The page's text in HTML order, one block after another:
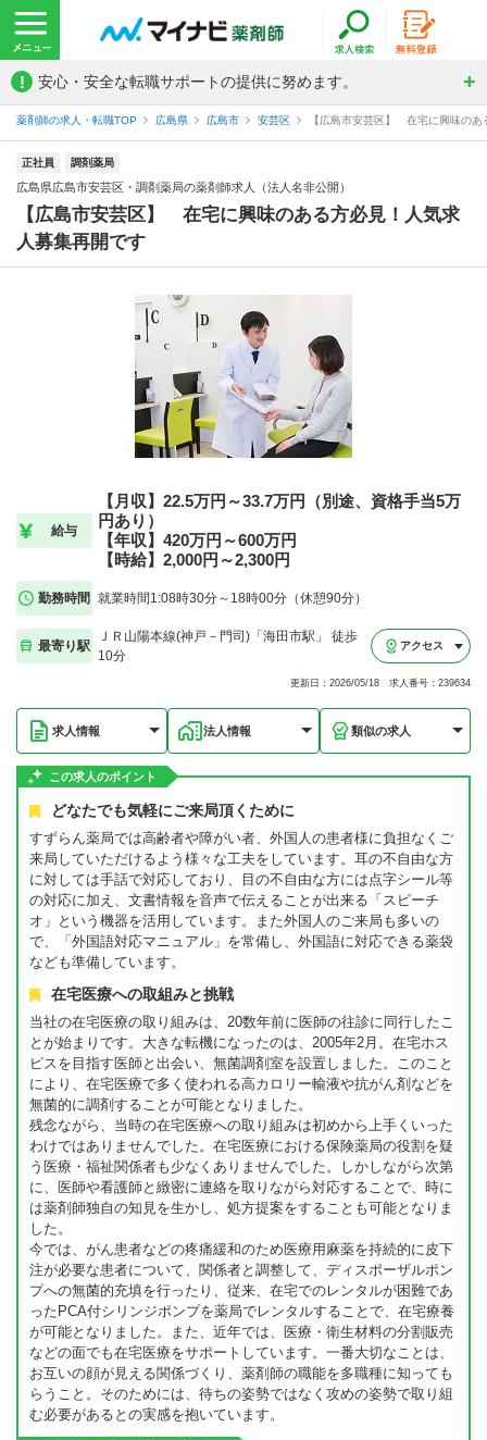
! 安心・安全な転職サポートの提供に努めます。
薬剤師の求人・転職TOP 広島県 広島市 安芸区 【広島市安芸区】 在宅に興味の
正社員 調剤薬局
広島県広島市安芸区・調剤薬局の薬剤師求人（法人名非公開）
【広島市安芸区】 在宅に興味のある方必見！人気求
人募集再開です
給与
【月収】22.5万円～33.7万円（別途、資格手当5万
円あり）
【年収】420万円～600万円
【時給】2,000円～2,300円
勤務時間 就業時間1:08時30分～18時00分（休憩90分）
最寄り駅
ＪＲ山陽本線(神戸－門司)「海田市駅」 徒歩
10分
アクセス
更新日：2026/05/18 求人番号：239634
求人情報 法人情報 類似の求人
この求人のポイント
どなたでも気軽にご来局頂くために
すずらん薬局では高齢者や障がい者、外国人の患者様に負担なくご
来局していただけるよう様々な工夫をしています。耳の不自由な方
に対しては手話で対応しており、目の不自由な方には点字シール等
の対応に加え、文書情報を音声で伝えることが出来る「スピーチ
オ」という機器を活用しています。また外国人のご来局も多いの
で、「外国語対応マニュアル」を常備し、外国語に対応できる薬袋
なども準備しています。
在宅医療への取組みと挑戦
当社の在宅医療の取り組みは、20数年前に医師の往診に同行したこ
とが始まりです。大きな転機になったのは、2005年2月。在宅ホス
ピスを目指す医師と出会い、無菌調剤室を設置しました。このこと
により、在宅医療で多く使われる高カロリー輸液や抗がん剤などを
無菌的に調剤することが可能となりました。
残念ながら、当時の在宅医療への取り組みは初めから上手くいった
わけではありませんでした。在宅医療における保険薬局の役割を疑
う医療・福祉関係者も少なくありませんでした。しかしながら次第
に、医師や看護師と緻密に連絡を取りながら対応することで、時に
は薬剤師独自の知見を生かし、処方提案をすることも可能となりま
した。
今では、がん患者などの疼痛緩和のため医療用麻薬を持続的に皮下
注が必要な患者について、関係者と調整して、ディスポーザルポン
プへの無菌的充填を行ったり、従来、在宅でのレンタルが困難であ
ったPCA付シリンジポンプを薬局でレンタルすることで、在宅療養
が可能となりました。また、近年では、医療・衛生材料の分割販売
などの面でも在宅医療をサポートしています。一番大切なことは、
お互いの顔が見える関係づくり、薬剤師の職能を多職種に知っても
らうこと。そのためには、待ちの姿勢ではなく攻めの姿勢で取り組
む必要があるとの実感を抱いています。